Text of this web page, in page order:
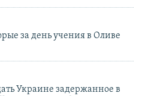
за день учения в Оливе
Украине задержанное в